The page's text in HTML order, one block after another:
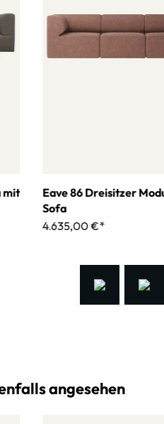
mit
Eave 86 Dreisitzer
Sofa
4.635,00 €*
angesehen